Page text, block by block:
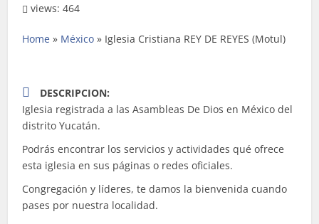
views: 464
Home » México » Iglesia Cristiana REY DE REYES (Motul)
DESCRIPCION:
Iglesia registrada a las Asambleas De Dios en México del
distrito Yucatán.
Podrás encontrar los servicios y actividades qué ofrece
esta iglesia en sus páginas o redes oficiales.
Congregación y líderes, te damos la bienvenida cuando
pases por nuestra localidad.